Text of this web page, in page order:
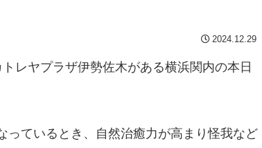
2024.12.29
レヤプラザ伊勢佐木がある横浜関内の本日
っているとき、自然治癒力が高まり怪我など